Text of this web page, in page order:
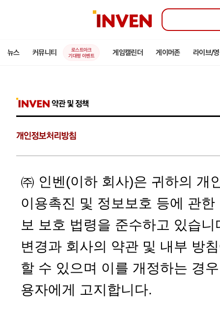
인
뉴스 커뮤니티
로스트아크
기대평 이벤트
게임캘린더 게이머존 라이브/
㈜ 인벤(이하 회사)은 귀하의 개
이용촉진 및 정보보호 등에 관한
보 보호 법령을 준수하고 있습
변경과 회사의 약관 및 내부 방
할 수 있으며 이를 개정하는 경
용자에게 고지합니다.